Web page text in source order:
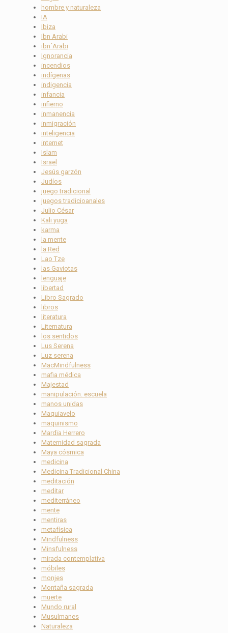
hombre y naturaleza
IA
Ibiza
Ibn Arabi
ibn´Arabi
Ignorancia
incendios
indígenas
indigencia
infancia
infierno
inmanencia
inmigración
inteligencia
internet
Islam
Israel
Jesús garzón
Judíos
juego tradicional
juegos tradicioanales
Julio César
Kali yuga
karma
la mente
la Red
Lao Tze
las Gaviotas
lenguaje
libertad
Libro Sagrado
libros
literatura
Liternatura
los sentidos
Lus Serena
Luz serena
MacMindfulness
mafia médica
Majestad
manipulación. escuela
manos unidas
Maquiavelo
maquinismo
Mardïa Herrero
Maternidad sagrada
Maya cósmica
medicina
Medicina Tradicional China
meditación
meditar
mediterráneo
mente
mentiras
metafísica
Mindfulness
Minsfulness
mirada contemplativa
móbiles
monjes
Montaña sagrada
muerte
Mundo rural
Musulmanes
Naturaleza